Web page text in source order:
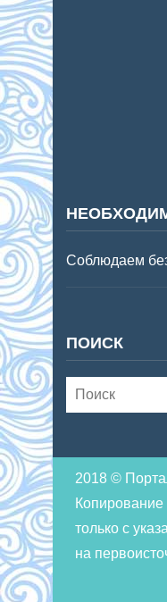
Соблюдаем
ПОИСК
2018 ©
только с
на